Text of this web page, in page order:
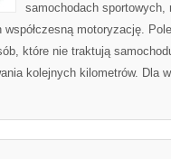
samochodach
motoryzację.
które nie traktują
kolejnych kilometrów. Dla